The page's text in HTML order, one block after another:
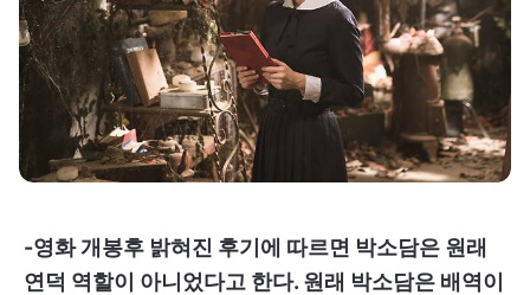
-영화 개봉후 밝혀진 후기에 따르면 박소담은 원래
연덕 역할이 아니었다고 한다. 원래 박소담은 배역이